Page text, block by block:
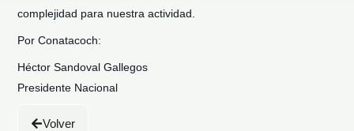
complejidad para nuestra actividad.
Por Conatacoch:
Héctor Sandoval Gallegos
Presidente Nacional
Volver